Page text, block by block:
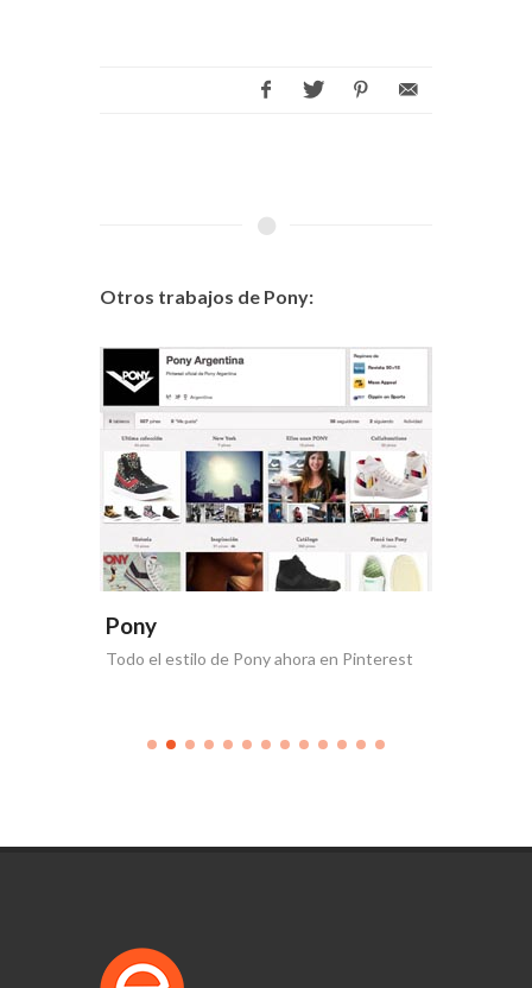
Otros trabajos de Pony:
Pony
Todo el estilo de Pony ahora en Pinterest